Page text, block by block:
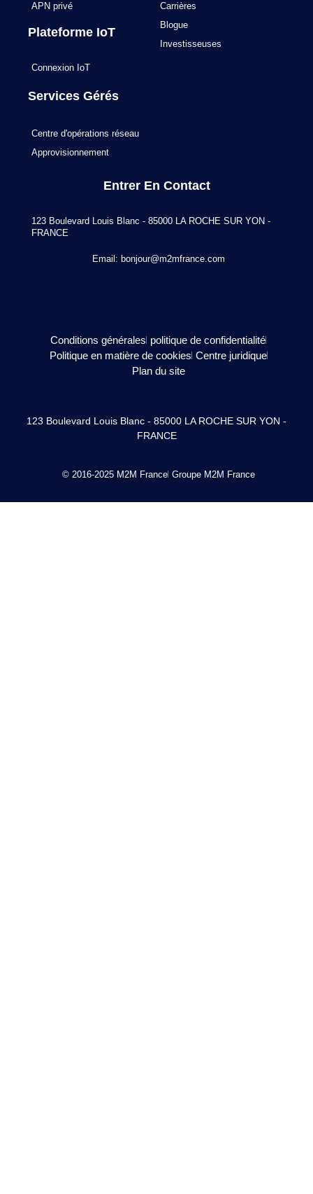
APN privé
Plateforme IoT
Connexion IoT
Services Gérés
Centre d'opérations réseau
Approvisionnement
Carrières
Blogue
Investisseuses
Entrer En Contact
123 Boulevard Louis Blanc - 85000 LA ROCHE SUR YON -
FRANCE
Email: bonjour@m2mfrance.com
Conditions générales politique de confidentialité
Politique en matière de cookies Centre juridique
Plan du site
123 Boulevard Louis Blanc - 85000 LA ROCHE SUR YON -
FRANCE
© 2016-2025 M2M France Groupe M2M France